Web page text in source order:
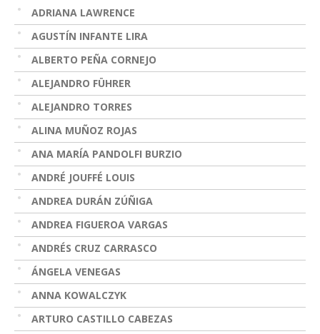
ADRIANA LAWRENCE
AGUSTÍN INFANTE LIRA
ALBERTO PEÑA CORNEJO
ALEJANDRO FÜHRER
ALEJANDRO TORRES
ALINA MUÑOZ ROJAS
ANA MARÍA PANDOLFI BURZIO
ANDRÉ JOUFFÉ LOUIS
ANDREA DURÁN ZÚÑIGA
ANDREA FIGUEROA VARGAS
ANDRÉS CRUZ CARRASCO
ÁNGELA VENEGAS
ANNA KOWALCZYK
ARTURO CASTILLO CABEZAS